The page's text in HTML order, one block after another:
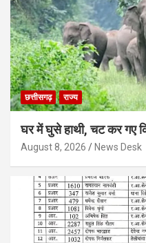
छत्तीसगढ़ राज्य
घर में घुसे हाथी, चट कर गए
August 8, 2026 News Desk